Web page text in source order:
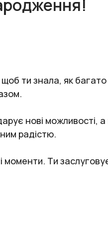
ти знала, як
нові можливості, а
радістю.
моменти. Ти